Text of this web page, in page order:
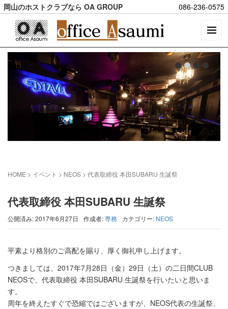
岡山のホストクラブなら OA GROUP 086-236-0575
HOME > イベント > NEOS > 代表取締役 本田SUBARU 生誕祭
代表取締役 本田SUBARU 生誕祭
公開済み: 2017年6月27日 作成者:専務 カテゴリー: NEOS
平素より格別のご高配を賜り、厚く御礼申し上げます。
つきましては、2017年7月28日（金）29日（土）の二日間CLUB
NEOSで、代表取締役 本田SUBARU 生誕祭を行いたいと思いま
す。
周年を終えたすぐで恐縮ではございますが、NEOS代表の生誕祭、